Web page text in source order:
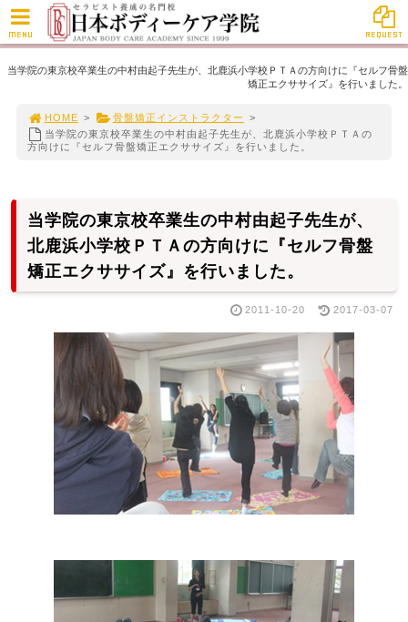
当学院の東京校卒業生の中村由起子先生が、北鹿浜小学校ＰＴＡの方向けに『セルフ骨盤
矯正エクササイズ』を行いました。
HOME > 骨盤矯正インストラクター
>
当学院の東京校卒業生の中村由起子先生が、北鹿浜小学校ＰＴＡの
方向けに『セルフ骨盤矯正エクササイズ』を行いました。
当学院の東京校卒業生の中村由起子先生が、
北鹿浜小学校ＰＴＡの方向けに『セルフ骨盤
矯正エクササイズ』を行いました。
2011-10-20 2017-03-07
MENU REQUEST